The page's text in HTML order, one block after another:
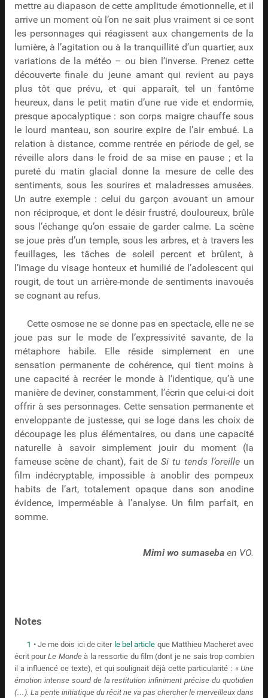
mettre au diapason de cette amplitude émotionnelle, et il
arrive un moment où l’on ne sait plus vraiment si ce sont
les personnages qui réagissent aux changements de la
lumière, à l’agitation ou à la tranquillité d’un quartier, aux
variations de la météo – ou bien l’inverse. Prenez cette
découverte finale du jeune amant qui revient au pays
plus tôt que prévu, et qui apparaît, tel un fantôme
heureux, dans le petit matin d’une rue vide et endormie,
presque apocalyptique : son corps maigre chauffe sous
le lourd manteau, son sourire expire de l’air embué. La
relation à distance, comme rentrée en période de gel, se
réveille alors dans le froid de sa mise en pause ; et la
pureté du matin glacial donne la mesure de celle des
sentiments, sous les sourires et maladresses amusées.
Un autre exemple : celui du garçon avouant un amour
non réciproque, et dont le désir frustré, douloureux, brûle
sous l’échange qu’on essaie de garder calme. La scène
se joue près d’un temple, sous les arbres, et à travers les
feuillages, les tâches de soleil percent et brûlent, à
l’image du visage honteux et humilié de l’adolescent qui
rougit, de tout un arrière-monde de sentiments inavoués
se cognant au refus.
Cette osmose ne se donne pas en spectacle, elle ne se
joue pas sur le mode de l’expressivité savante, de la
métaphore habile. Elle réside simplement en une
sensation permanente de cohérence, qui tient moins à
une capacité à recréer le monde à l’identique, qu’à une
manière de deviner, constamment, l’écrin que celui-ci doit
offrir à ses personnages. Cette sensation permanente et
enveloppante de justesse, qui se loge dans les choix de
découpage les plus élémentaires, ou dans une capacité
naturelle à savoir simplement jouir du moment (la
fameuse scène de chant), fait de Si tu tends l’oreilleun
film indécryptable, impossible à anoblir des pompeux
habits de l’art, totalement opaque dans son anodine
évidence, imperméable à l’analyse. Un film parfait, en
somme.
Mimi wo sumaseba en VO.
Notes
1 • Je me dois ici de citer le bel article que Matthieu Macheret avec
écrit pourLe Mondeà la ressortie du film (dont je ne sais trop combien
il a influencé ce texte), et qui soulignait déjà cette particularité : « Une
émotion intense sourd de la restitution infiniment précise du quotidien
(…). La pente initiatique du récit ne va pas chercher le merveilleux dans